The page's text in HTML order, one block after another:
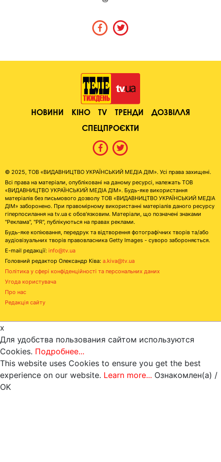
НОВИНИ КІНО TV ТРЕНДИ
ДОЗВІЛЛЯ
СПЕЦПРОЄКТИ
© 2025, ТОВ «ВИДАВНИЦТВО УКРАЇНСЬКИЙ МЕДІА ДІМ». Усі права захищені.
Всі права на матеріали, опубліковані на даному ресурсі, належать ТОВ
«ВИДАВНИЦТВО УКРАЇНСЬКИЙ МЕДІА ДІМ». Будь-яке використання
матеріалів без письмового дозволу ТОВ «ВИДАВНИЦТВО УКРАЇНСЬКИЙ МЕДІА
ДІМ» заборонено. При правомірному використанні матеріалів даного ресурсу
гіперпосилання на tv.ua є обов'язковим. Матеріали, що позначені знаками
"Реклама", "PR", публікуються на правах реклами.
Будь-яке копіювання, передрук та відтворення фотографічних творів та/або
аудіовізуальних творів правовласника Getty Images - суворо забороняється.
E-mail редакції: info@tv.ua
Головний редактор Олександр Ківа: a.kiva@tv.ua
Політика у сфері конфіденційності та персональних даних
Угода користувача
Про нас
Редакція сайту
x
Для удобства пользования сайтом используются
Cookies. Подробнее...
This website uses Cookies to ensure you get the best
experience on our website. Learn more... Ознакомлен(а) /
OK